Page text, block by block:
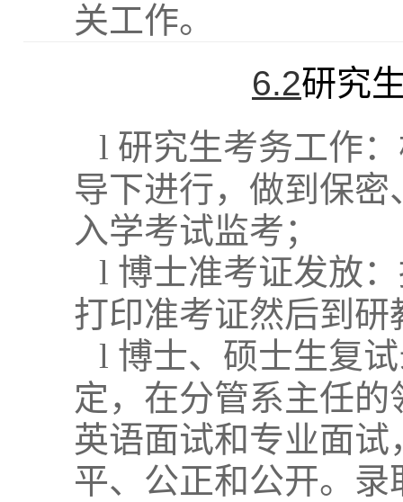
关工作。
6.2研究
l 研究生考务工作
导下进行，做到保
入学考试监考；
l 博士准考证发放
打印准考证然后到
l 博士、硕士生复
定，在分管系主任
英语面试和专业面
平、公正和公开。